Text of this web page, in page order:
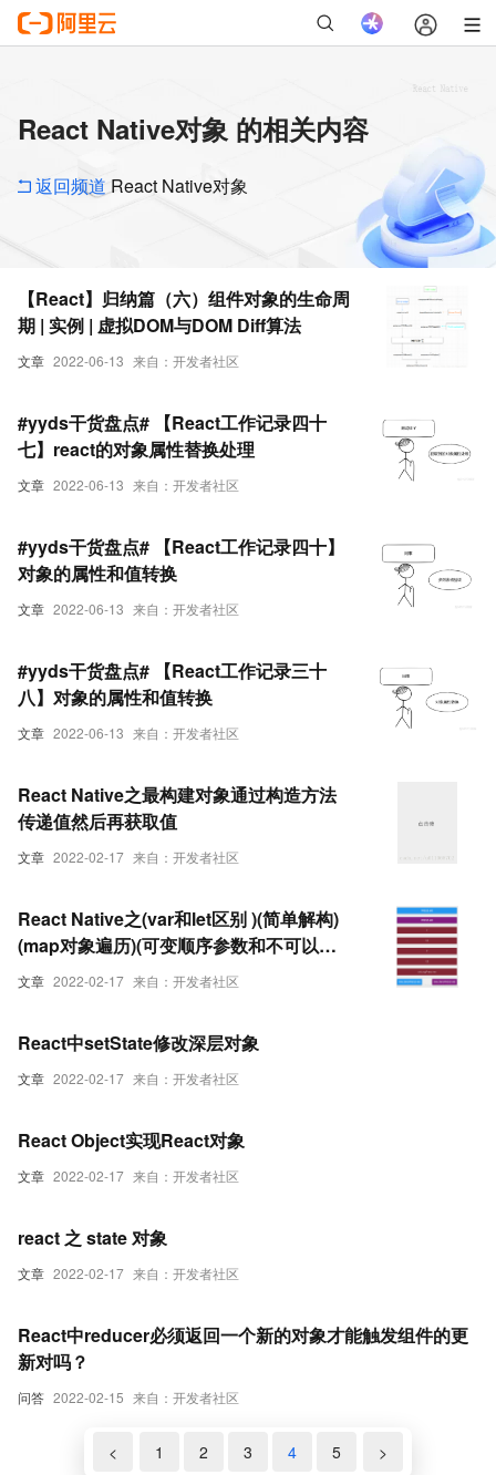
React Native对象 的相关内容
返回频道 React Native对象
文章 2022-06-13 来自：开发者社区
【React】归纳篇（六）组件对象的生命周
期 | 实例 | 虚拟DOM与DOM Diff算法
文章 2022-06-13 来自：开发者社区
#yyds干货盘点# 【React工作记录四十
七】react的对象属性替换处理
文章 2022-06-13 来自：开发者社区
#yyds干货盘点# 【React工作记录四十】
对象的属性和值转换
文章 2022-06-13 来自：开发者社区
#yyds干货盘点# 【React工作记录三十
八】对象的属性和值转换
文章 2022-02-17 来自：开发者社区
React Native之最构建对象通过构造方法
传递值然后再获取值
文章 2022-02-17 来自：开发者社区
React Native之(var和let区别 )(简单解构)
(map对象遍历)(可变顺序参数和不可以变
顺序参数函数)
文章 2022-02-17 来自：开发者社区
React中setState修改深层对象
文章 2022-02-17 来自：开发者社区
React Object实现React对象
文章 2022-02-17 来自：开发者社区
react 之 state 对象
问答 2022-02-15 来自：开发者社区
React中reducer必须返回一个新的对象才能触发组件的更
新对吗？
< 1 2 3 4 5 >